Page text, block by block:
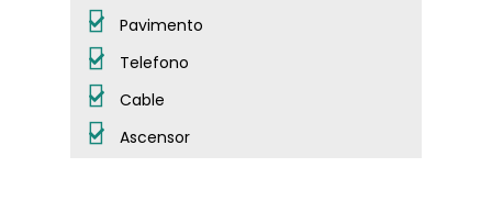
Pavimento
Telefono
Cable
Ascensor